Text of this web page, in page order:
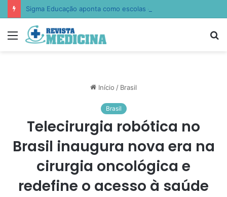
Menu
Início / Brasil
Brasil
Telecirurgia robótica no
Brasil inaugura nova era na
cirurgia oncológica e
redefine o acesso à saúde